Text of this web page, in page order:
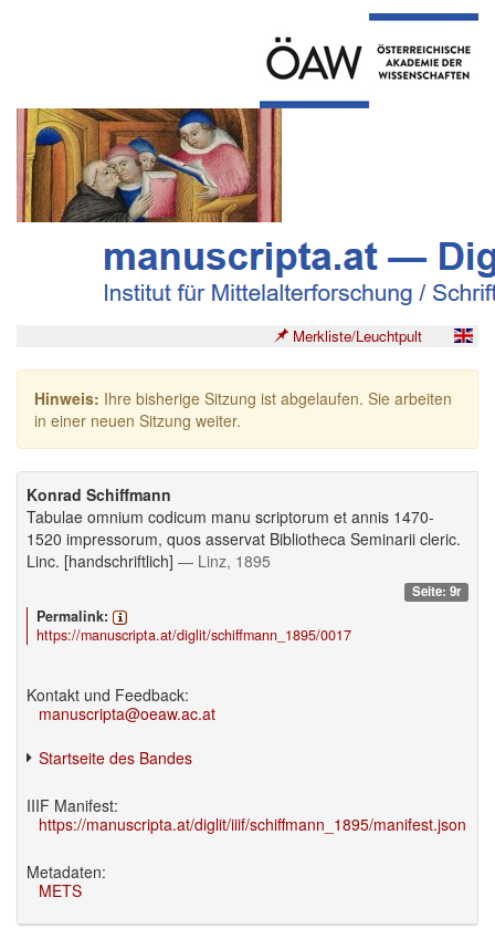
Merkliste/Leuchtpult
Hinweis: Ihre bisherige Sitzung ist abgelaufen. Sie arbeiten
in einer neuen Sitzung weiter.
Konrad Schiffmann
Tabulae omnium codicum manu scriptorum et annis 1470-
1520 impressorum, quos asservat Bibliotheca Seminarii cleric.
Linc. [handschriftlich] — Linz, 1895
Seite: 9r
Permalink:
https://manuscripta.at/diglit/schiffmann_1895/0017
Kontakt und Feedback:
manuscripta@oeaw.ac.at
Startseite des Bandes
IIIF Manifest:
https://manuscripta.at/diglit/iiif/schiffmann_1895/manifest.json
Metadaten:
METS